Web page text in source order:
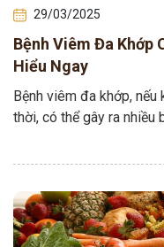
29/03/2025
Bệnh Viêm Đa Khớp
Hiểu Ngay
Bệnh viêm đa khớp,
thời, có thể gây ra nhiều